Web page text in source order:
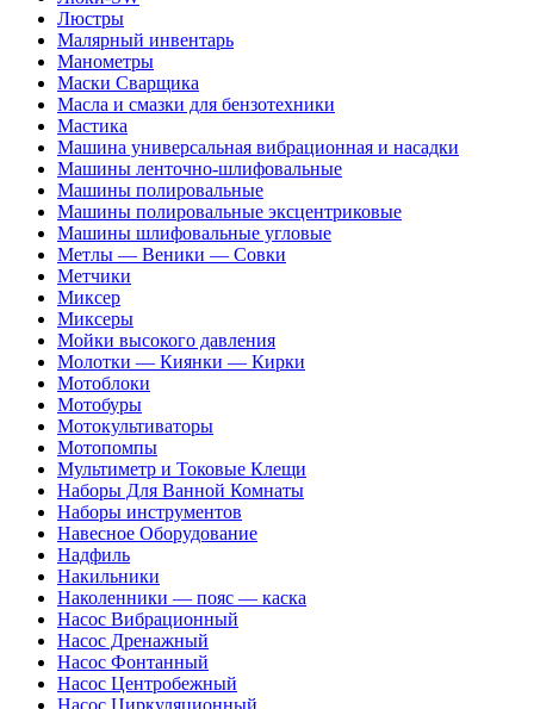
Люстры
Малярный инвентарь
Манометры
Маски Сварщика
Масла и смазки для бензотехники
Мастика
Машина универсальная вибрационная и насадки
Машины ленточно-шлифовальные
Машины полировальные
Машины полировальные эксцентриковые
Машины шлифовальные угловые
Метлы — Веники — Совки
Метчики
Миксер
Миксеры
Мойки высокого давления
Молотки — Киянки — Кирки
Мотоблоки
Мотобуры
Мотокультиваторы
Мотопомпы
Мультиметр и Токовые Клещи
Наборы Для Ванной Комнаты
Наборы инструментов
Навесное Оборудование
Надфиль
Накильники
Наколенники — пояс — каска
Насос Вибрационный
Насос Дренажный
Насос Фонтанный
Насос Центробежный
Насос Циркуляционный